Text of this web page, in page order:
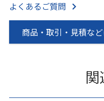
よくあるご質問
商品・取引・見積な
関